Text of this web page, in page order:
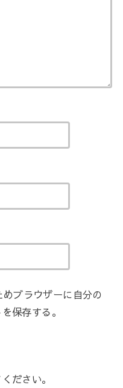
ブラウザーに自分の
保存する。
ださい。